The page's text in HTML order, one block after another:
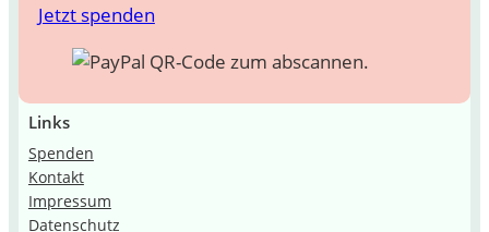
Jetzt spenden
Links
Spenden
Kontakt
Impressum
Datenschutz